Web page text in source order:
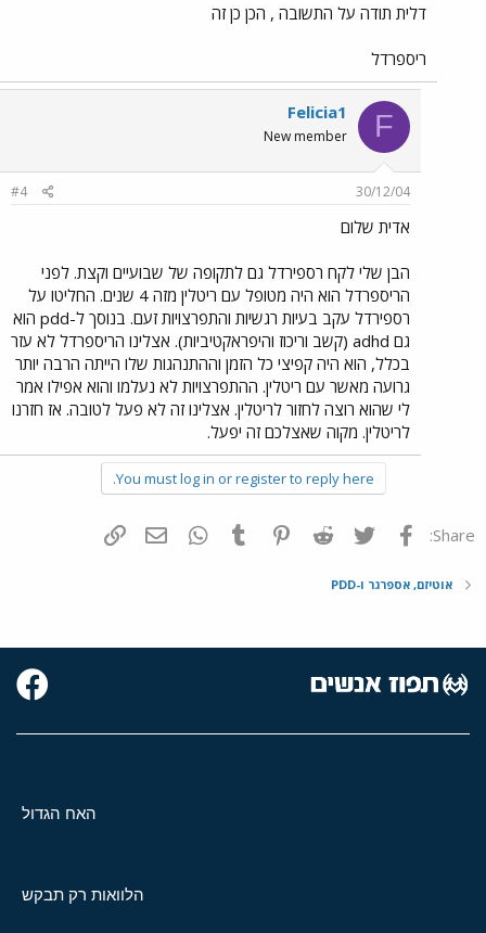
דלית תודה על התשובה , הכן כן זה
ריספרדל
F
Felicia1
New member
30/12/04
#4
אדית שלום
הבן שלי לקח רספירדל גם לתקופה של שבועיים וקצת. לפני
הריספרדל הוא היה מטופל עם ריטלין מזה 4 שנים. החליטו על
רספירדל עקב בעיות רגשיות והתפרצויות זעם. בנוסך ל-pdd הוא
גם adhd (קשב וריכוז והיפראקטיביות). אצלינו הריספרדל לא עזר
בכלל, הוא היה קפיצי כל הזמן וההתנהגות שלו הייתה הרבה יותר
גרועה מאשר עם ריטלין. ההתפרצויות לא נעלמו והוא אפילו אמר
לי שהוא רוצה לחזור לריטלין. אצלינו זה לא פעל לטובה. אז חזרנו
לריטלין. מקוה שאצלכם זה יפעל.
You must log in or register to reply here.
Share: פייסבוק Twitter
Reddit
Pinterest
Tumblr
WhatsAppדואר אלקטרוני
אוטיזם, אספרגר ו-PDD
האח הגדול
הלוואות רק תבקש